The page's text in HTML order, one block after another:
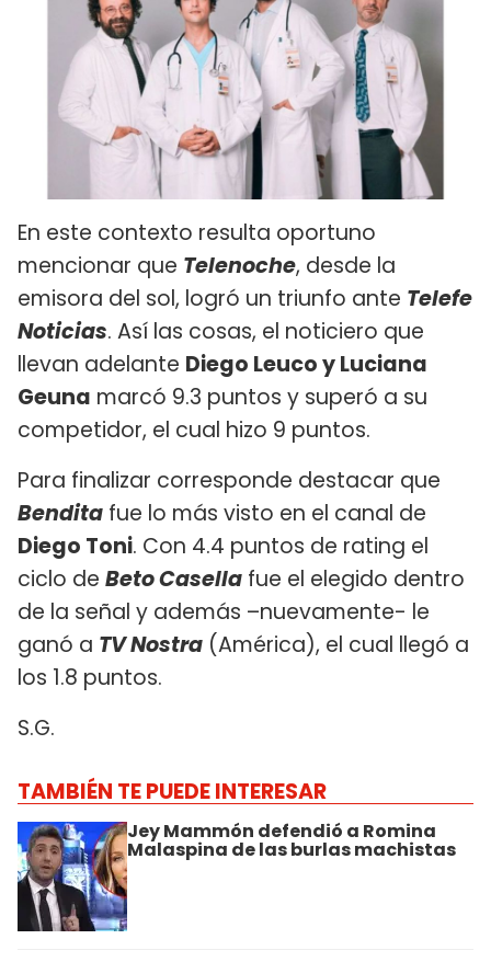
En este contexto resulta oportuno
mencionar que Telenoche, desde la
emisora del sol, logró un triunfo ante Telefe
Noticias. Así las cosas, el noticiero que
llevan adelante Diego Leuco y Luciana
Geuna marcó 9.3 puntos y superó a su
competidor, el cual hizo 9 puntos.
Para finalizar corresponde destacar que
Bendita fue lo más visto en el canal de
Diego Toni. Con 4.4 puntos de rating el
ciclo de Beto Casella fue el elegido dentro
de la señal y además –nuevamente- le
ganó a TV Nostra (América), el cual llegó a
los 1.8 puntos.
S.G.
TAMBIÉN TE PUEDE INTERESAR
Jey Mammón defendió a Romina
Malaspina de las burlas machistas